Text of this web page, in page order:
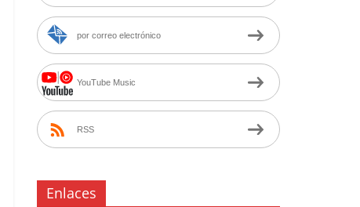
por correo electrónico
YouTube Music
RSS
Enlaces